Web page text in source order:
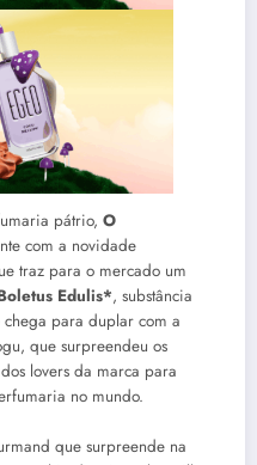
pátrio, O
com a novidade
traz para o mercado um
Edulis*, substância
para duplar com a
que surpreendeu os
lovers da marca para
no mundo.
que surpreende na